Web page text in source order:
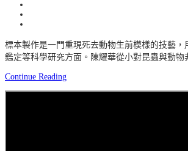
標本製作是一門重現死去動物生前模樣的技藝，
鑑定等科學研究方面。陳耀華從小對昆蟲與動物
Continue Reading